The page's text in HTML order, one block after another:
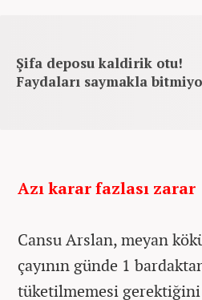
Şifa deposu kaldirik otu!
Faydaları saymakla
Azı karar fazlası zarar
Cansu Arslan, meyan
çayının günde 1
tüketilmemesi